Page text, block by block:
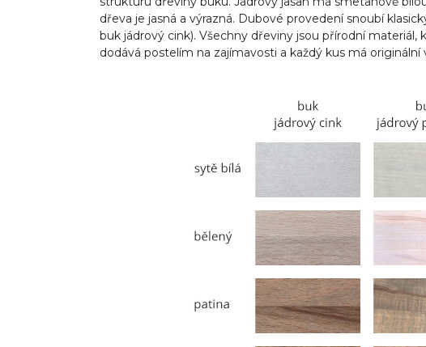
dřeva je jasná a výrazná. Dubové provedení snoubí
buk jádrový cink). Všechny dřeviny jsou přírodní
dodává postelím na zajímavosti a každý kus má originální